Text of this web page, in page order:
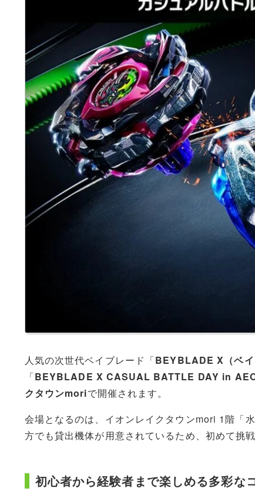
人気の次世代ベイブレード「BEYBLADE X（ベイ
「BEYBLADE X CASUAL BATTLE DAY in
クタウンmoriで開催されます。
会場となるのは、イオンレイクタウンmori 1階「
方でも貸出機体が用意されているため、初めて挑
初心者から経験者まで楽しめる多彩な